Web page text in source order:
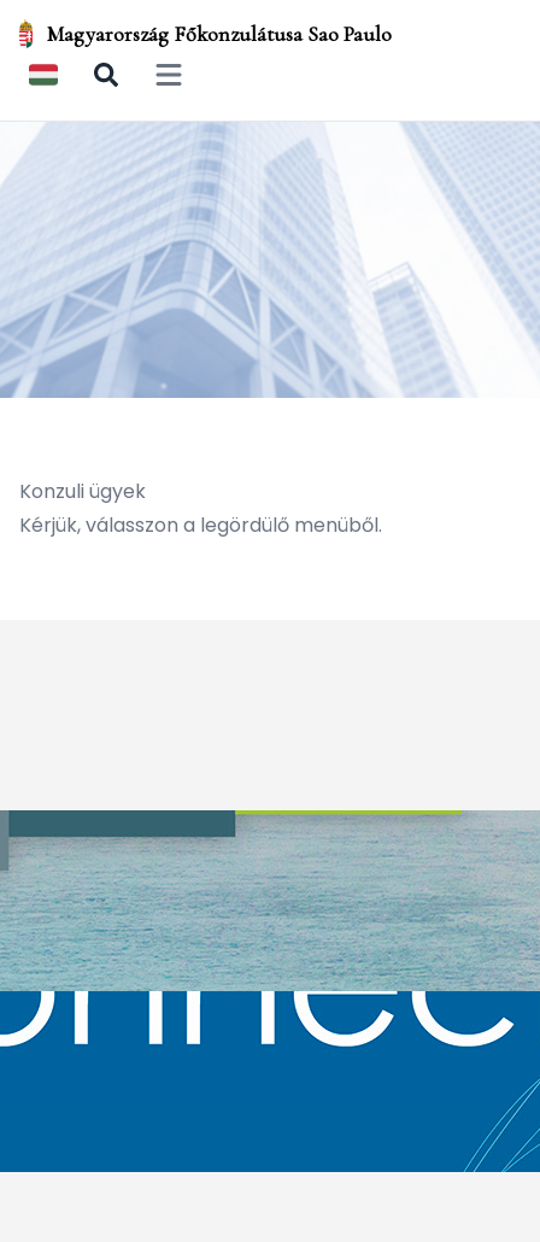
Magyarország Főkonzulátusa Sao Paulo
Open main menu
Konzuli ügyek
Kérjük, válasszon a legördülő menüből.